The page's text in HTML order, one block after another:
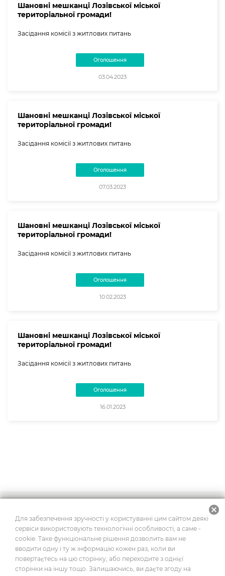
Шановні мешканці Лозівської міської
територіальної громади!
Засідання комісії з житлових питань
Оголошення
03.04.2023
Шановні мешканці Лозівської міської
територіальної громади!
Засідання комісії з житлових питань
Оголошення
07.03.2023
Шановні мешканці Лозівської міської
територіальної громади!
Засідання комісії з житлових питань
Оголошення
10.02.2023
Шановні мешканці Лозівської міської
територіальної громади!
Засідання комісії з житлових питань
Оголошення
16.01.2023
2026 © Усі права захищено
Побудовано на платформі
Для забезпечення зручності у користуванні цим сайтом деякі
сервіси використовують технологічні особливості, а саме -
cookie. Таке функціональне рішення дозволить вам не
вводити одну і ту ж інформацію кожен раз, коли ви
повертаєтесь на цю сторінку, або переходите з однієї
сторінки на іншу тощо. Залишаючись, ви даєте згоду на
cancel